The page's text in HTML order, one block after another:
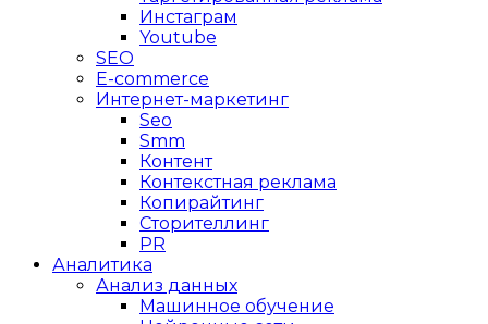
Инстаграм
Youtube
SEO
E-сommerce
Интернет-маркетинг
Seo
Smm
Контент
Контекстная реклама
Копирайтинг
Сторителлинг
PR
Аналитика
Анализ данных
Машинное обучение